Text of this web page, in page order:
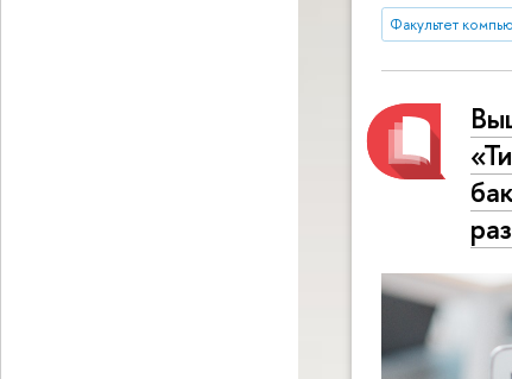
Факультет